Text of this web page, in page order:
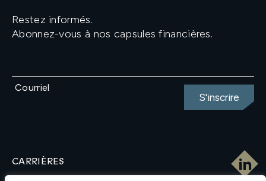
Restez informés.
Abonnez-vous à nos capsules financières.
Courriel
CARRIÈRES